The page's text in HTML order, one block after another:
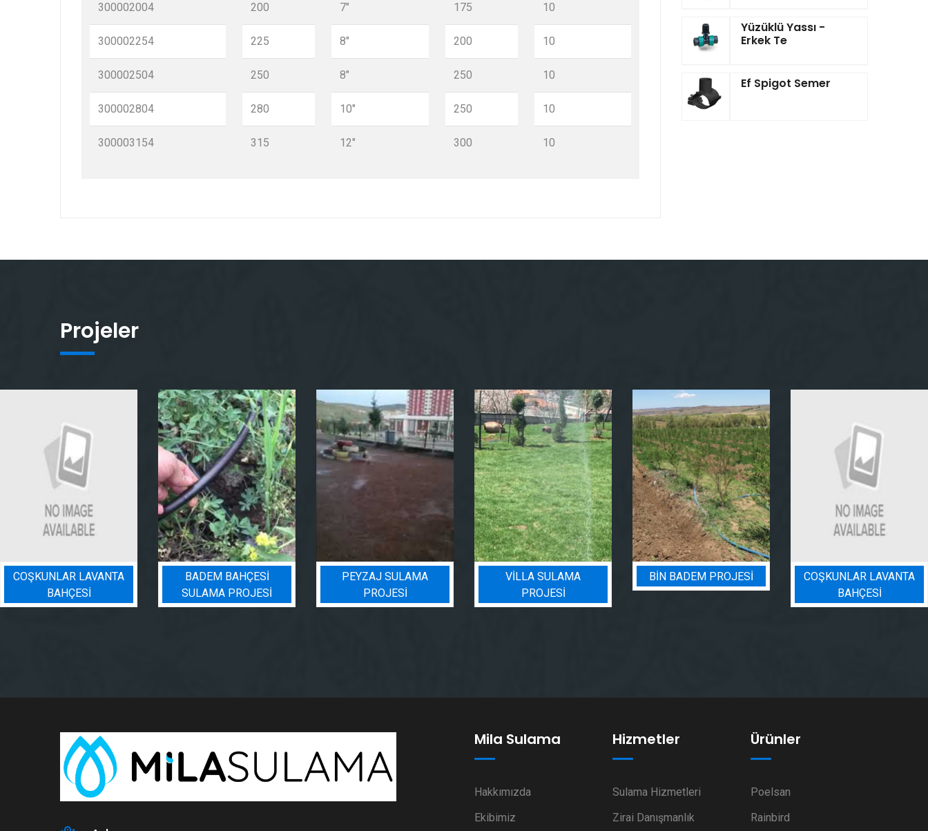
300002004
300002254
300002504
300002804
300003154
200
225
250
280
315
7"
8"
8"
10"
12"
175
200
250
250
300
10
10
10
10
10
Yüzüklü Yassı -
Erkek Te
Ef Spigot Semer
Projeler
COŞKUNLAR LAVANTA
BAHÇESİ
BADEM BAHÇESI
SULAMA PROJESI
PEYZAJ SULAMA
PROJESI
VILLA SULAMA
PROJESI
BIN BADEM PROJESI
COŞKUNLAR LAVANTA
BAHÇESİ
Mila Sulama
Hakkımızda
Ekibimiz
Hizmetler
Sulama Hizmetleri
Zirai Danışmanlık
Ürünler
Poelsan
Rainbird